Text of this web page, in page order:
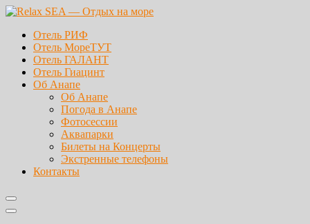
Перейти
содержимому
Relax SEA — Отдых на море
Лучшие отели Анапы Витязево
Отель РИФ
Отель МореТУТ
Отель ГАЛАНТ
Отель Гиацинт
Об Анапе
Об Анапе
Погода в Анапе
Фотосессии
Аквапарки
Билеты на Концерты
Экстренные телефоны
Контакты